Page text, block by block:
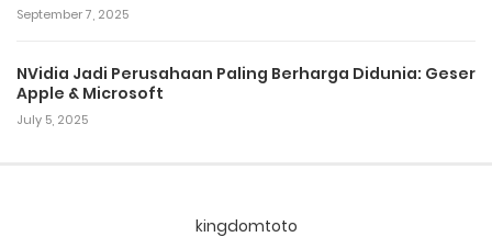
September 7, 2025
NVidia Jadi Perusahaan Paling Berharga Didunia: Geser
Apple & Microsoft
July 5, 2025
kingdomtoto